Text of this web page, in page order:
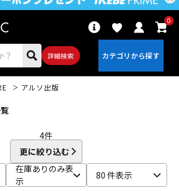
詳細検索
0
アルソ出版
4件
更に絞り込む
在庫ありのみ表
示
80 件表示